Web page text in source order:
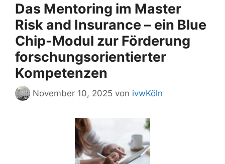
Das Mentoring im Master
Risk and Insurance – ein Blue
Chip-Modul zur Förderung
forschungsorientierter
Kompetenzen
November 10, 2025 von ivwKöln